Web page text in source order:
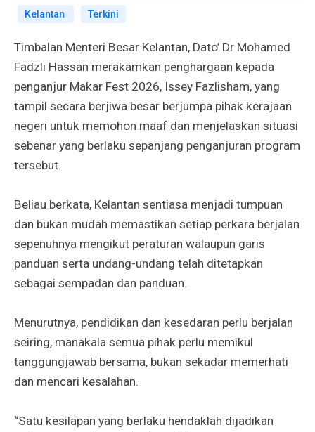
Kelantan Terkini
Timbalan Menteri Besar Kelantan, Dato’ Dr Mohamed
Fadzli Hassan merakamkan penghargaan kepada
penganjur Makar Fest 2026, Issey Fazlisham, yang
tampil secara berjiwa besar berjumpa pihak kerajaan
negeri untuk memohon maaf dan menjelaskan situasi
sebenar yang berlaku sepanjang penganjuran program
tersebut.
Beliau berkata, Kelantan sentiasa menjadi tumpuan
dan bukan mudah memastikan setiap perkara berjalan
sepenuhnya mengikut peraturan walaupun garis
panduan serta undang-undang telah ditetapkan
sebagai sempadan dan panduan.
Menurutnya, pendidikan dan kesedaran perlu berjalan
seiring, manakala semua pihak perlu memikul
tanggungjawab bersama, bukan sekadar memerhati
dan mencari kesalahan.
“Satu kesilapan yang berlaku hendaklah dijadikan